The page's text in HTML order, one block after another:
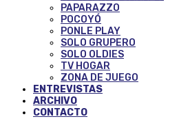
PAPARAZZO
POCOYÓ
PONLE PLAY
SOLO GRUPERO
SOLO OLDIES
TV HOGAR
ZONA DE JUEGO
ENTREVISTAS
ARCHIVO
CONTACTO